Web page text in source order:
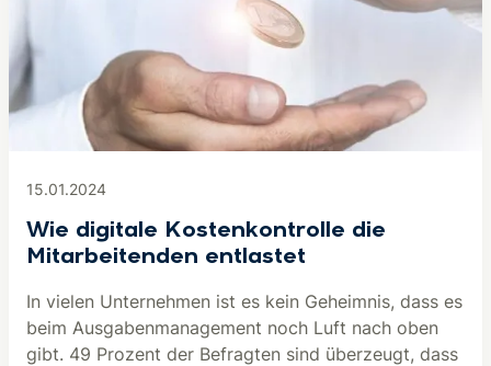
15.01.2024
Wie digitale Kostenkontrolle die
Mitarbeitenden entlastet
In vielen Unternehmen ist es kein Geheimnis, dass es
beim Ausgabenmanagement noch Luft nach oben
gibt. 49 Prozent der Befragten sind überzeugt, dass